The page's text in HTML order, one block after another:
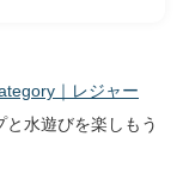
｜レジャー
水遊びを楽しもう